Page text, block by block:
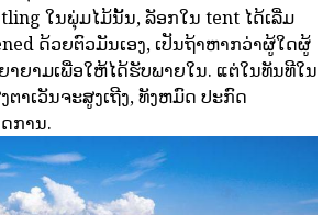
ໃນພຸ່ມໄມ້ນັ້ນ, ລັອກໃນ tent ໄດ້ເລີ່ມ
ດ້ວຍຕົວມັນເອງ, ເປັນຖ້າຫາກວ່າຜູ້ໃດຜູ້
ຍາມເພື່ອໃຫ້ໄດ້ຮັບພາຍໃນ. ແຕ່ໃນທັນທີໃນ
ຕາເວັນຈະສູງເຖີງ, ທັງຫມົດ ປະກົດ
ການ.